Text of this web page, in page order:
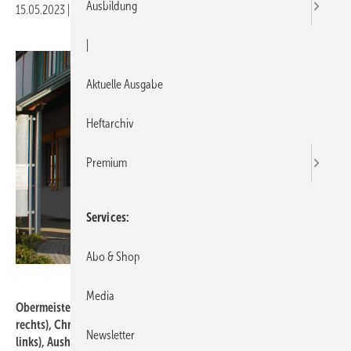
15.05.2023 Druckvorschau
Obermeister Schuchbauer (hinten links), Josef Bock (hinten
rechts), Christine Bock (vorne rechts) und Andrea Beer (vorne
links), Aushilfe Elmar Heusinger (vorne rechts) und
Ausbildung
Aktuelle Ausgabe
Heftarchiv
Premium
Services
Abo & Shop
Media
Newsletter